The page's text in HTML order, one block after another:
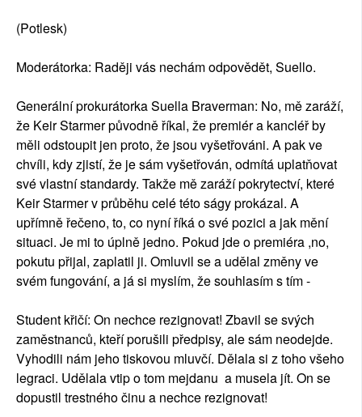
(Potlesk)
Moderátorka: Raději vás nechám odpovědět, Suello.
Generální prokurátorka Suella Braverman: No, mě zaráží,
že Keir Starmer původně říkal, že premiér a kancléř by
měli odstoupit jen proto, že jsou vyšetřováni. A pak ve
chvíli, kdy zjistí, že je sám vyšetřován, odmítá uplatňovat
své vlastní standardy. Takže mě zaráží pokrytectví, které
Keir Starmer v průběhu celé této ságy prokázal. A
upřímně řečeno, to, co nyní říká o své pozici a jak mění
situaci. Je mi to úplně jedno. Pokud jde o premiéra ,no,
pokutu přijal, zaplatil ji. Omluvil se a udělal změny ve
svém fungování, a já si myslím, že souhlasím s tím -
Student křičí: On nechce rezignovat! Zbavil se svých
zaměstnanců, kteří porušili předpisy, ale sám neodejde.
Vyhodili nám jeho tiskovou mluvčí. Dělala si z toho všeho
legraci. Udělala vtip o tom mejdanu a musela jít. On se
dopustil trestného činu a nechce rezignovat!